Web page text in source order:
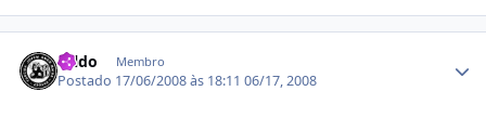
Nildo Membro
Postado 17/06/2008 às 18:1106/17, 2008